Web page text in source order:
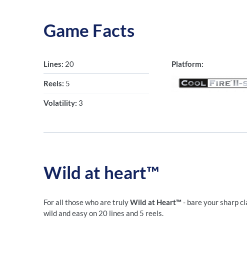
Game Facts
Lines: 20
Reels: 5
Volatility: 3
Platform:
Wild at heart™
For all those who are trulyWild at Heart™- bare your sharp
wild and easy on 20 lines and 5 reels.